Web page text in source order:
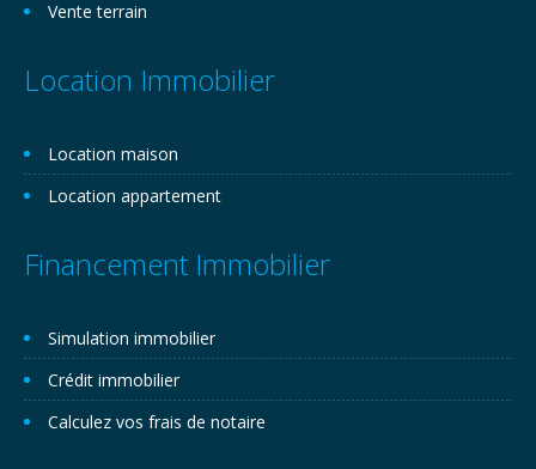
Vente terrain
Location Immobilier
Location maison
Location appartement
Financement Immobilier
Simulation immobilier
Crédit immobilier
Calculez vos frais de notaire